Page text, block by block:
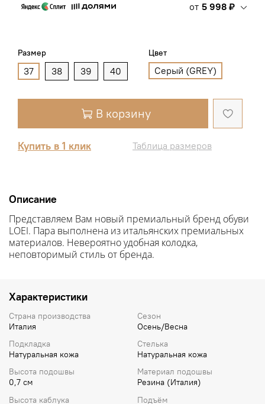
от 5 998 ₽
Размер
37 38 39 40
Цвет
Серый (GREY)
В корзину
Купить в 1 клик Таблица размеров
Описание
Представляем Вам новый премиальный бренд обуви
LOEI. Пара выполнена из итальянских премиальных
материалов. Невероятно удобная колодка,
неповторимый стиль от бренда.
Характеристики
Страна производства
Италия
Сезон
Осень/Весна
Подкладка
Натуральная кожа
Стелька
Натуральная кожа
Высота подошвы
0,7 см
Материал подошвы
Резина (Италия)
Высота каблука
Подъём